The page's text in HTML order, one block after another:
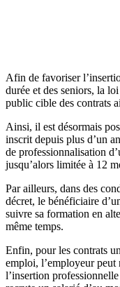
Afin de favoriser
durée et des seniors, la
public cible des contrats
Ainsi, il est désormais
inscrit depuis plus d’un
de professionnalisation
jusqu’alors limitée à 12
Par ailleurs, dans des
décret, le bénéficiaire
suivre sa formation en
même temps.
Enfin, pour les contrats
emploi, l’employeur peut
l’insertion